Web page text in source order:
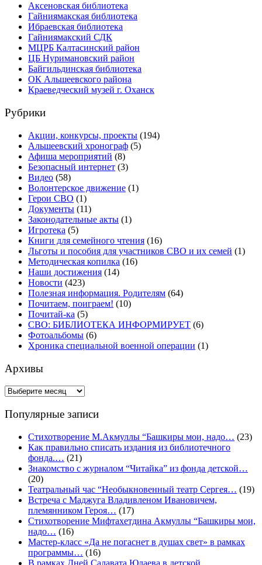
Аксеновская библиотека
Гайниямакская библиотека
Ибраевская библиотека
Гайниямакский СДК
МЦРБ Калтасинский район
ЦБ Нуримановский район
Байгильдинская библиотека
ОК Альшеевского района
Краеведческий музей г. Оханск
Рубрики
Акции, конкурсы, проекты (194)
Альшеевский хронограф (5)
Афиша мероприятий (8)
Безопасный интернет (3)
Видео (58)
Волонтерское движение (1)
Герои СВО (1)
Документы (11)
Законодательные акты (1)
Игротека (5)
Книги для семейного чтения (16)
Льготы и пособия для участников СВО и их семей (1)
Методическая копилка (16)
Наши достижения (14)
Новости (423)
Полезная информация. Родителям (64)
Почитаем, поиграем! (10)
Почитай-ка (5)
СВО: БИБЛИОТЕКА ИНФОРМИРУЕТ (6)
Фотоальбомы (6)
Хроника специальной военной операции (1)
Архивы
Архивы
Популярные записи
Стихотворение М.Акмуллы “Башкиры мои, надо… (23)
Как правильно списать издания из библиотечного
фонда.… (21)
Знакомство с журналом “Читайка” из фонда детской…
(20)
Театральный час “Необыкновенный театр Сергея… (19)
Встреча с Маджуга Владивленом Ивановичем,
племянником Героя… (17)
Стихотворение Мифтахетдина Акмуллы “Башкиры мои,
надо… (16)
Мастер-класс «Да не погаснет в душах свет» в рамках
программы… (16)
В рамках Дней Салавата Юлаева в детской